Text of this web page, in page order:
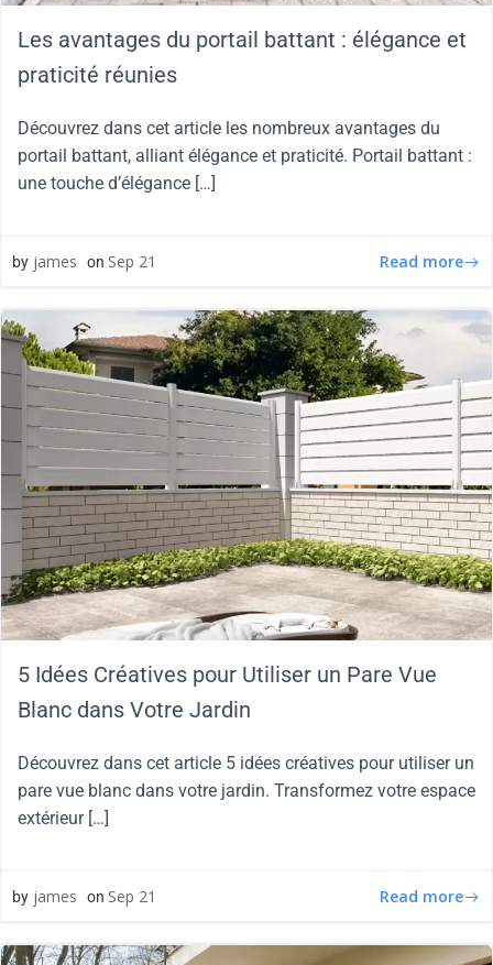
Les avantages du portail battant : élégance et
praticité réunies
Découvrez dans cet article les nombreux avantages du
portail battant, alliant élégance et praticité. Portail battant :
une touche d’élégance […]
by james on Sep 21 Read more
5 Idées Créatives pour Utiliser un Pare Vue
Blanc dans Votre Jardin
Découvrez dans cet article 5 idées créatives pour utiliser un
pare vue blanc dans votre jardin. Transformez votre espace
extérieur […]
by james on Sep 21 Read more